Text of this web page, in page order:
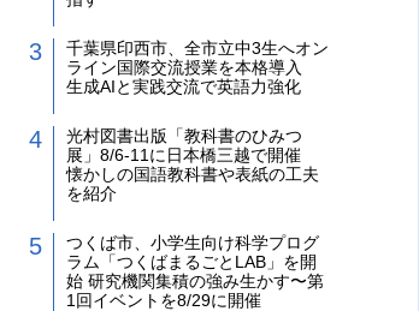
千葉県印西市、全市立中3生へオン
ライン国際交流授業を本格導入
生成AIと実践交流で英語力強化
光村図書出版「教科書のひみつ
展」8/6-11に日本橋三越で開催
懐かしの国語教科書や表紙の工夫
を紹介
つくば市、小学生向け科学プログ
ラム「つくばまるごとLAB」を開
始 研究機関集積の強み生かす〜第
1回イベントを8/29に開催